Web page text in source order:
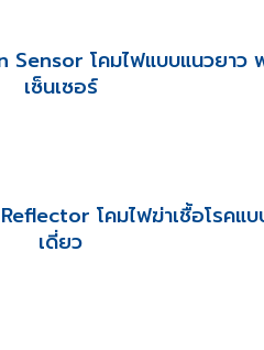
Sensor โคมไฟแบบแนวยาว
เซ็นเซอร์
โคมไฟฆ่าเชื้อโรคแ
เดี่ยว